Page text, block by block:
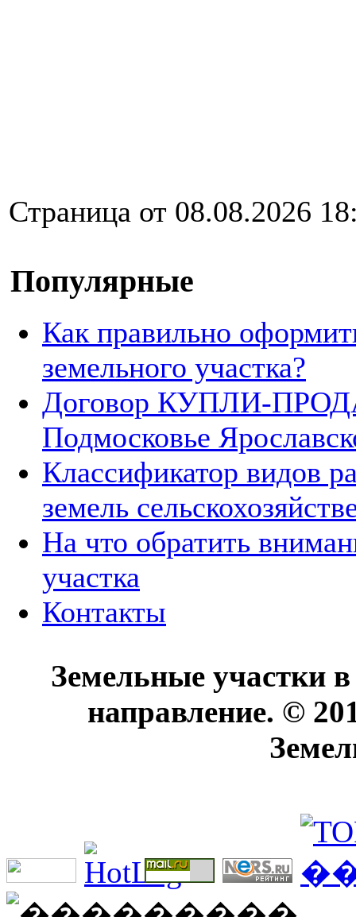
Страница от 08.08.2026
Популярные
Как правильно
земельного участка?
Договор КУПЛИ-
Подмосковье
Классификатор видов
земель
На что обратить
участка
Контакты
Земельные участки
направление. ©